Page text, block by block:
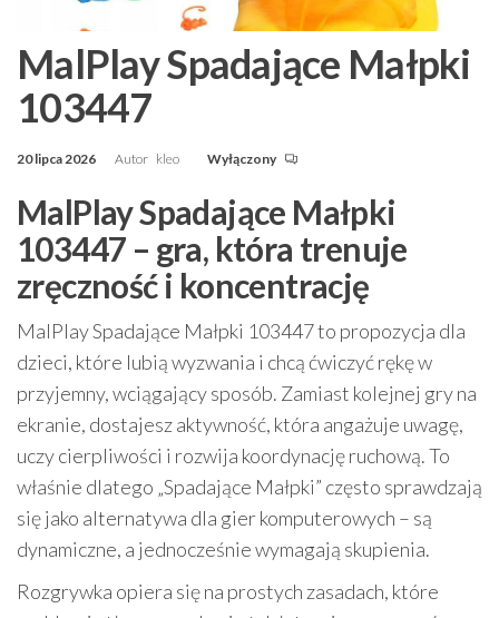
MalPlay Spadające Małpki
103447
20 lipca 2026 Autor kleo Wyłączony
MalPlay Spadające Małpki
103447 – gra, która trenuje
zręczność i koncentrację
MalPlay Spadające Małpki 103447 to propozycja dla
dzieci, które lubią wyzwania i chcą ćwiczyć rękę w
przyjemny, wciągający sposób. Zamiast kolejnej gry na
ekranie, dostajesz aktywność, która angażuje uwagę,
uczy cierpliwości i rozwija koordynację ruchową. To
właśnie dlatego „Spadające Małpki” często sprawdzają
się jako alternatywa dla gier komputerowych – są
dynamiczne, a jednocześnie wymagają skupienia.
Rozgrywka opiera się na prostych zasadach, które